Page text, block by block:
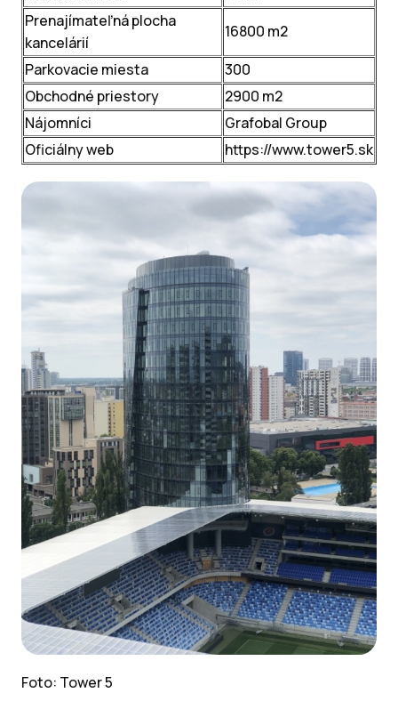
Prenajímateľná plocha
kancelárií
16800 m2
Parkovacie miesta
300
Obchodné priestory
2900 m2
Nájomníci
Grafobal Group
Oficiálny web
https://www.tower5.sk
Foto: Tower 5